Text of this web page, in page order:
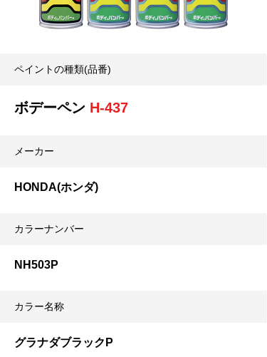
ペイントの種類(品番)
ボデーペン H-437
メーカー
HONDA(ホンダ)
カラーナンバー
NH503P
カラー名称
グラナダブラックP